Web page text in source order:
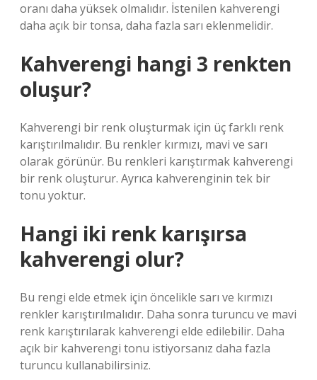
oranı daha yüksek olmalıdır. İstenilen kahverengi
daha açık bir tonsa, daha fazla sarı eklenmelidir.
Kahverengi hangi 3 renkten
oluşur?
Kahverengi bir renk oluşturmak için üç farklı renk
karıştırılmalıdır. Bu renkler kırmızı, mavi ve sarı
olarak görünür. Bu renkleri karıştırmak kahverengi
bir renk oluşturur. Ayrıca kahverenginin tek bir
tonu yoktur.
Hangi iki renk karışırsa
kahverengi olur?
Bu rengi elde etmek için öncelikle sarı ve kırmızı
renkler karıştırılmalıdır. Daha sonra turuncu ve mavi
renk karıştırılarak kahverengi elde edilebilir. Daha
açık bir kahverengi tonu istiyorsanız daha fazla
turuncu kullanabilirsiniz.